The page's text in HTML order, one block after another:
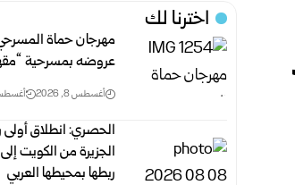
اخترنا لك
مهرجان حماة
عروضه بمسرحية
أغسطس 8, 2026 أغسطس 8,
الحصري: انطلاق
الجزيرة من الكويت إلى
ربطها بمحيطها العربي